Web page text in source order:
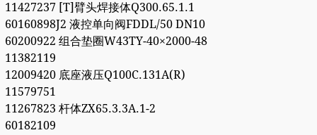
11427237 [T]臂头焊接体Q300.65.1.1
60160898J2 液控单向阀FDDL/50 DN10
60200922 组合垫圈W43TY-40×2000-48
11382119
12009420 底座液压Q100C.131A(R)
11579751
11267823 杆体ZX65.3.3A.1-2
60182109